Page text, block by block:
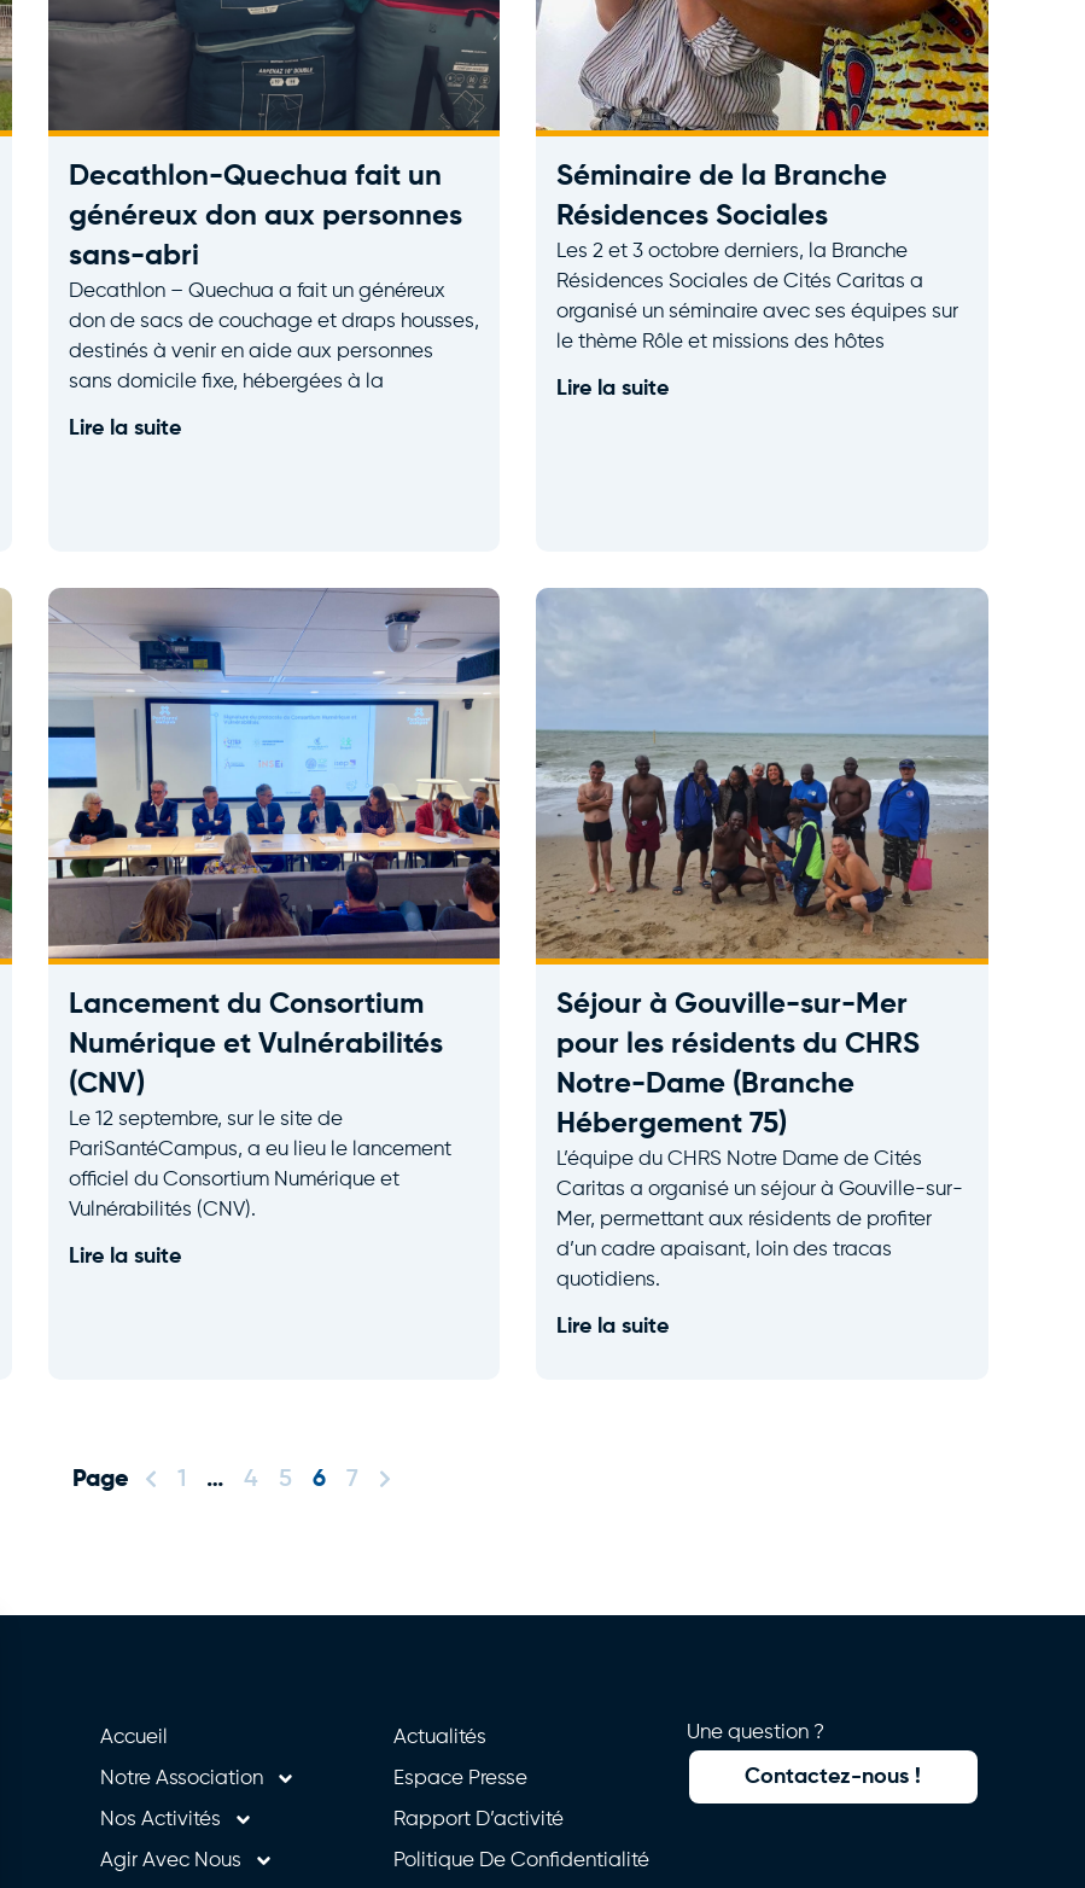
Decathlon-Quechua fait un
généreux don aux personnes
sans-abri
Decathlon – Quechua a fait un généreux
don de sacs de couchage et draps housses,
destinés à venir en aide aux personnes
sans domicile fixe, hébergées à la
Lire la suite
Séminaire de la Branche
Résidences Sociales
Les 2 et 3 octobre derniers, la Branche
Résidences Sociales de Cités Caritas a
organisé un séminaire avec ses équipes sur
le thème Rôle et missions des hôtes
Lire la suite
Lancement du Consortium
Numérique et Vulnérabilités
(CNV)
Le 12 septembre, sur le site de
PariSantéCampus, a eu lieu le lancement
officiel du Consortium Numérique et
Vulnérabilités (CNV).
Lire la suite
Séjour à Gouville-sur-Mer
pour les résidents du CHRS
Notre-Dame (Branche
Hébergement 75)
L’équipe du CHRS Notre Dame de Cités
Caritas a organisé un séjour à Gouville-sur-
Mer, permettant aux résidents de profiter
d’un cadre apaisant, loin des tracas
quotidiens.
Lire la suite
1 … 4 5 6 7
Accueil
Notre Association
Nos Activités
Agir Avec Nous
Actualités
Espace Presse
Rapport D’activité
Politique De Confidentialité
Une question ?
Contactez-nous !